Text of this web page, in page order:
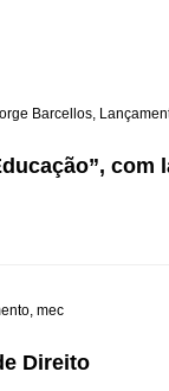
Barcellos,
, mec
Direito